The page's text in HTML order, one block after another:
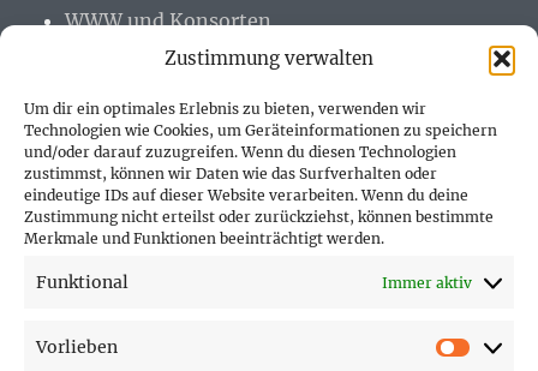
Zustimmung verwalten
Um dir ein optimales Erlebnis zu bieten, verwenden wir
Technologien wie Cookies, um Geräteinformationen zu speichern
und/oder darauf zuzugreifen. Wenn du diesen Technologien
zustimmst, können wir Daten wie das Surfverhalten oder
eindeutige IDs auf dieser Website verarbeiten. Wenn du deine
Zustimmung nicht erteilst oder zurückziehst, können bestimmte
Merkmale und Funktionen beeinträchtigt werden.
Funktional Immer aktiv
Vorlieben
WWW und Konsorten
PARTNER (LINKS)
Hofer Technik GmbH
Hofer Techniks Shop
Sonne und Erde